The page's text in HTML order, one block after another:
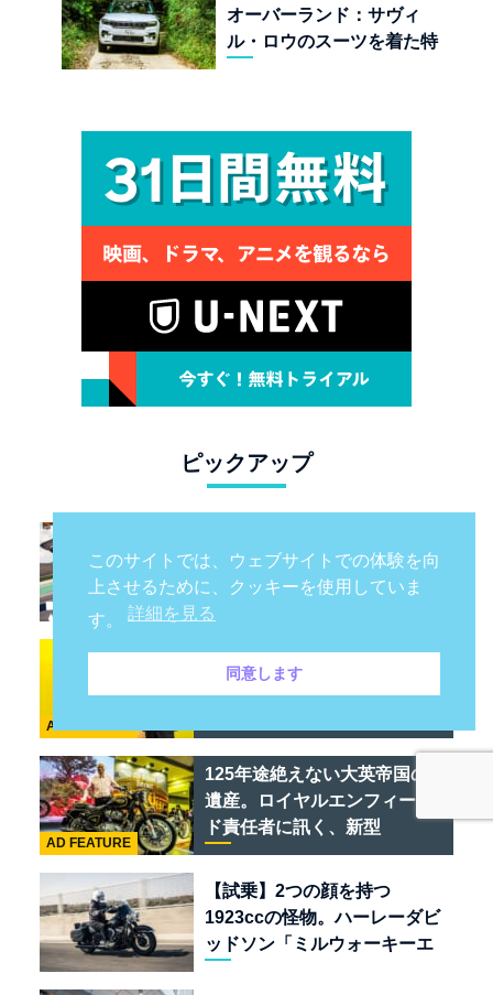
オーバーランド：サヴィ
ル・ロウのスーツを着た特
ピックアップ
クラーレン W1 / トヨタの次世
代スポーツカー戦略 /フェラー
リ 849 テスタロッサ /テメラ
ポーツ
環七に米仏伊が襲来！「ジー
プ / プジョー / シトロエン / フ
クルマのセレクトショップで
ある
AD FEATURE
125年途絶えない大英帝国の
遺産。ロイヤルエンフィール
ド責任者に訊く、新型
「BULLET 650」と“時間の
質”を愛する理由
AD FEATURE
【試乗】2つの顔を持つ
1923ccの怪物。ハーレーダビ
ッドソン「ミルウォーキーエ
このサイトでは、ウェブサイトでの体験を向
上させるために、クッキーを使用していま
す。 詳細を見る
同意します